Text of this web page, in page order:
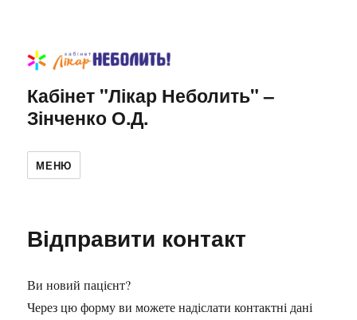
Кабінет "Лікар Неболить" –
Зінченко О.Д.
МЕНЮ
Відправити контакт
Ви новий пацієнт?
Через цю форму ви можете надіслати контактні дані